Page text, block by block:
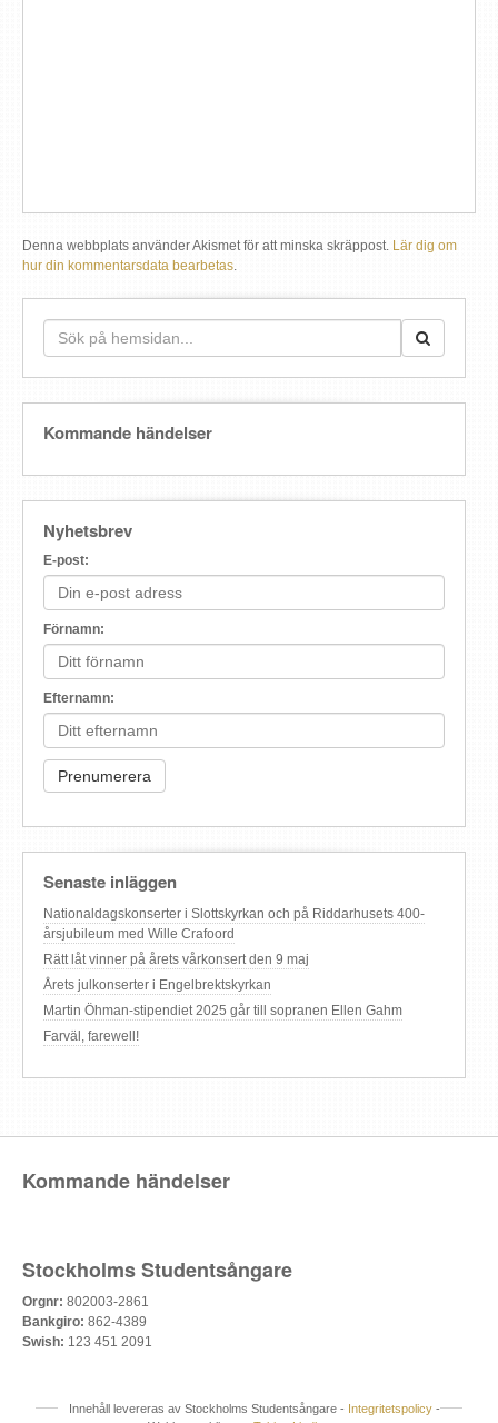
Denna webbplats använder Akismet för att minska skräppost. Lär dig om
hur din kommentarsdata bearbetas.
Kommande händelser
Nyhetsbrev
E-post:
Förnamn:
Efternamn:
Senaste inläggen
Nationaldagskonserter i Slottskyrkan och på Riddarhusets 400-
årsjubileum med Wille Crafoord
Rätt låt vinner på årets vårkonsert den 9 maj
Årets julkonserter i Engelbrektskyrkan
Martin Öhman-stipendiet 2025 går till sopranen Ellen Gahm
Farväl, farewell!
Kommande händelser
Stockholms Studentsångare
Orgnr: 802003-2861
Bankgiro: 862-4389
Swish: 123 451 2091
Innehåll levereras av Stockholms Studentsångare - Integritetspolicy -